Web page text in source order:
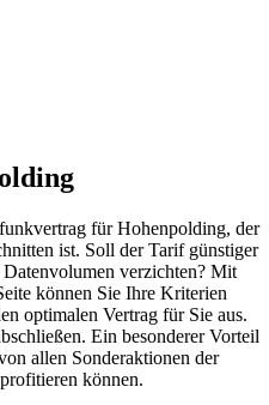
für Hohenpolding, der
ist. Soll der Tarif günstiger
verzichten? Mit
können Sie Ihre Kriterien
optimalen Vertrag für Sie aus.
Ein besonderer Vorteil
allen Sonderaktionen der
können.